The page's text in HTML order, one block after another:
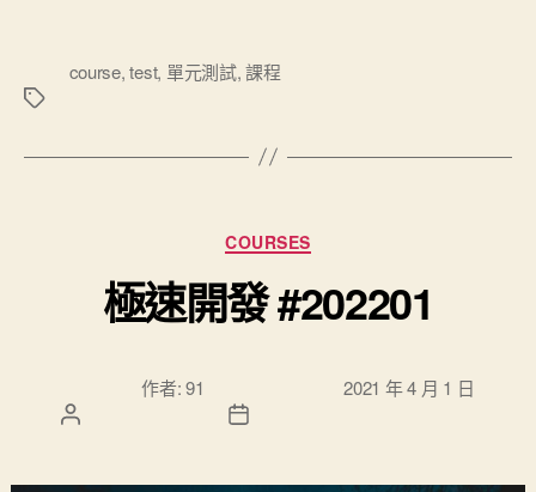
course,test, 單元測試,課程
COURSES
極速開發 #202201
作者:91 2021 年 4 月 1 日